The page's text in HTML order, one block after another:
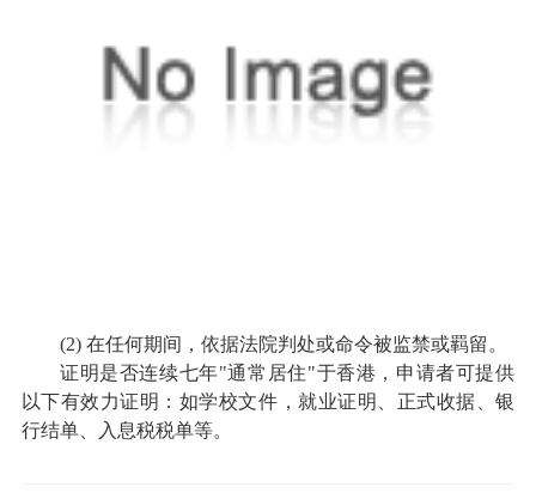
(2) 在任何期间，依据法院判处或命令被监禁或羁留。
证明是否连续七年"通常居住"于香港，申请者可提供
以下有效力证明：如学校文件，就业证明、正式收据、银
行结单、入息税税单等。